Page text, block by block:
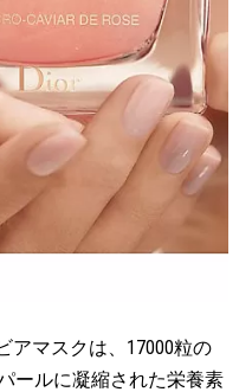
アマスクは、17000粒の
ールに凝縮された栄養素